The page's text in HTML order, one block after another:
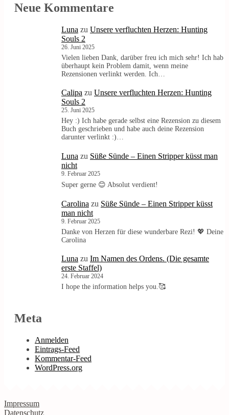
Neue Kommentare
Luna zu Unsere verfluchten Herzen: Hunting
Souls 2
26. Juni 2025
Vielen lieben Dank, darüber freu ich mich sehr! Ich hab
überhaupt kein Problem damit, wenn meine
Rezensionen verlinkt werden. Ich…
Calipa zu Unsere verfluchten Herzen: Hunting
Souls 2
25. Juni 2025
Hey :) Ich habe gerade selbst eine Rezension zu diesem
Buch geschrieben und habe auch deine Rezension
darunter verlinkt :)…
Luna zu Süße Sünde – Einen Stripper küsst man
nicht
9. Februar 2025
Super gerne 😊 Absolut verdient!
Carolina zu Süße Sünde – Einen Stripper küsst
man nicht
9. Februar 2025
Danke von Herzen für diese wunderbare Rezi! 💖 Deine
Carolina
Luna zu Im Namen des Ordens. (Die gesamte
erste Staffel)
24. Februar 2024
I hope the information helps you.🥰
Meta
Anmelden
Eintrags-Feed
Kommentar-Feed
WordPress.org
Impressum
Datenschutz